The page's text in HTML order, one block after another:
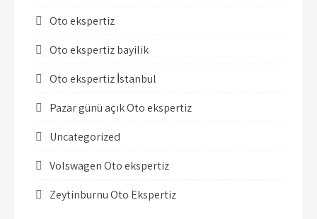
Oto ekspertiz
Oto ekspertiz bayilik
Oto ekspertiz İstanbul
Pazar günü açık Oto ekspertiz
Uncategorized
Volswagen Oto ekspertiz
Zeytinburnu Oto Ekspertiz